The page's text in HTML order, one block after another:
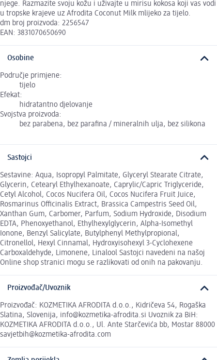
njege. Razmazite svoju kožu i uživajte u mirisu kokosa koji vas vodi
u tropske krajeve uz Afrodita Coconut Milk mlijeko za tijelo.
dm broj proizvoda: 2256547
EAN: 3831070650690
Osobine
Područje primjene:
tijelo
Efekat:
hidratantno djelovanje
Svojstva proizvoda:
bez parabena, bez parafina / mineralnih ulja, bez silikona
Sastojci
Sestavine: Aqua, Isopropyl Palmitate, Glyceryl Stearate Citrate,
Glycerin, Cetearyl Ethylhexanoate, Caprylic/Capric Triglyceride,
Cetyl Alcohol, Cocos Nucifera Oil, Cocos Nucifera Fruit Juice,
Rosmarinus Officinalis Extract, Brassica Campestris Seed Oil,
Xanthan Gum, Carbomer, Parfum, Sodium Hydroxide, Disodium
EDTA, Phenoxyethanol, Ethylhexylglycerin, Alpha-Isomethyl
Ionone, Benzyl Salicylate, Butylphenyl Methylpropional,
Citronellol, Hexyl Cinnamal, Hydroxyisohexyl 3-Cyclohexene
Carboxaldehyde, Limonene, Linalool Sastojci navedeni na našoj
Online shop stranici mogu se razlikovati od onih na pakovanju.
Proizvođač/Uvoznik
Proizvođač: KOZMETIKA AFRODITA d.o.o., Kidričeva 54, Rogaška
Slatina, Slovenija, info@kozmetika-afrodita.si Uvoznik za BiH:
KOZMETIKA AFRODITA d.o.o., Ul. Ante Starčevića bb, Mostar 88000
savjetbih@kozmetika-afrodita.com